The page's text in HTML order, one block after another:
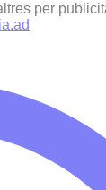
per